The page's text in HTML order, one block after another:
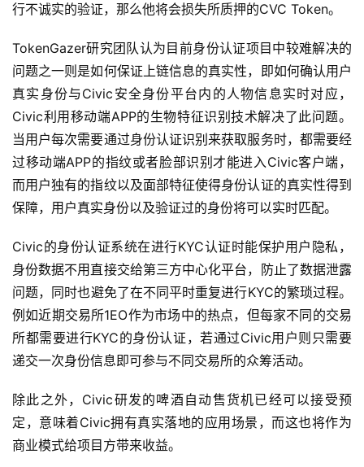
行不诚实的验证，那么他将会损失所质押的CVC Token。
TokenGazer研究团队认为目前身份认证项目中较难解决的
问题之一则是如何保证上链信息的真实性，即如何确认用户
真实身份与Civic安全身份平台内的人物信息实时对应，
Civic利用移动端APP的生物特征识别技术解决了此问题。
当用户每次需要通过身份认证识别来获取服务时，都需要经
过移动端APP的指纹或者脸部识别才能进入Civic客户端，
而用户独有的指纹以及面部特征使得身份认证的真实性得到
保障，用户真实身份以及验证过的身份将可以实时匹配。
Civic的身份认证系统在进行KYC认证时能保护用户隐私，
身份数据不用直接交给第三方中心化平台，防止了数据泄露
问题，同时也避免了在不同平时重复进行KYC的繁琐过程。
例如近期交易所1EO作为市场中的热点，但每家不同的交易
所都需要进行KYC的身份认证，若通过Civic用户则只需要
递交一次身份信息即可参与不同交易所的众筹活动。
除此之外，Civic研发的啤酒自动售货机已经可以接受预
定，意味着Civic拥有真实落地的应用场景，而这也将作为
商业模式给项目方带来收益。